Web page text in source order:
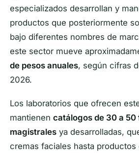
especializados desarrollan y
productos que posteriormente
bajo diferentes nombres de
este sector mueve
de pesos anuales, según cifras
2026.
Los laboratorios que ofrecen
mantienen catálogos de 30 a 50
magistrales ya desarrolladas,
cremas faciales hasta productos